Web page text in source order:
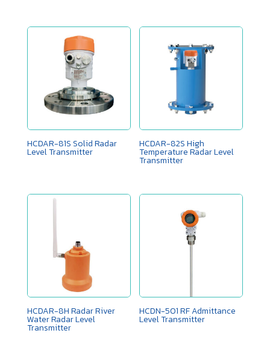
HCDAR-81S Solid Radar
Level Transmitter
HCDAR-82S High
Temperature Radar Level
Transmitter
HCDAR-8H Radar River
Water Radar Level
Transmitter
HCDN-501 RF Admittance
Level Transmitter